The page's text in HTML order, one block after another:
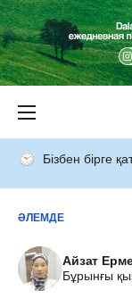
Бізбен бірге
ӘЛЕМДЕ
Айзат
Бұрынғы